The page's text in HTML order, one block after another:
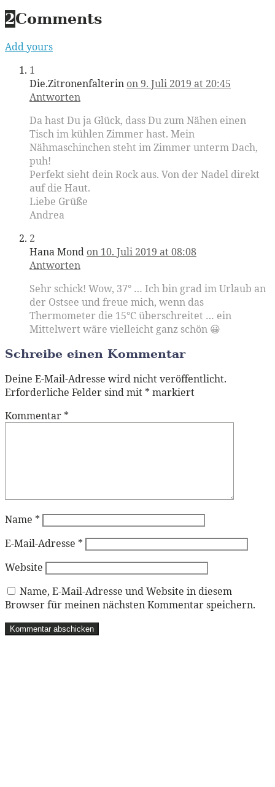
2Comments
Add yours
1
Die.Zitronenfalterin on 9. Juli 2019 at 20:45
Antworten
Da hast Du ja Glück, dass Du zum Nähen einen
Tisch im kühlen Zimmer hast. Mein
Nähmaschinchen steht im Zimmer unterm Dach,
puh!
Perfekt sieht dein Rock aus. Von der Nadel direkt
auf die Haut.
Liebe Grüße
Andrea
2
Hana Mond on 10. Juli 2019 at 08:08
Antworten
Sehr schick! Wow, 37° … Ich bin grad im Urlaub an
der Ostsee und freue mich, wenn das
Thermometer die 15°C überschreitet … ein
Mittelwert wäre vielleicht ganz schön 😀
Schreibe einen Kommentar
Deine E-Mail-Adresse wird nicht veröffentlicht.
Erforderliche Felder sind mit * markiert
Kommentar *
Name *
E-Mail-Adresse *
Website
Name, E-Mail-Adresse und Website in diesem
Browser für meinen nächsten Kommentar speichern.